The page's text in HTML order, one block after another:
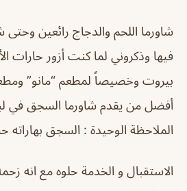
شاورما اللحم والدجاج رائعين
فيها وذكروني لما كنت أزور حارات
بيروت وخصيصاً لمطعم “مانو”
أفضل من يقدم شاورما السجق في
الملاحظة الوحيدة : السجق بهاراته
الاستقبال و الخدمة حلوه مع انه